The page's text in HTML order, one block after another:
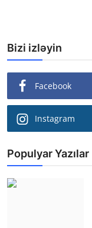
Bizi izləyin
Facebook
Instagram
Populyar Yazılar